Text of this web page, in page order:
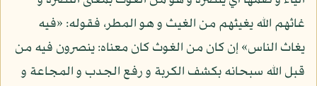
غاثهم الله يغيثهم من الغيث و هو المطر، فقوله: «فيه
يغاث الناس» إن كان من الغوث كان معناه: ينصرون فيه من
قبل الله سبحانه بكشف الكربة و رفع الجدب و المجاعة و